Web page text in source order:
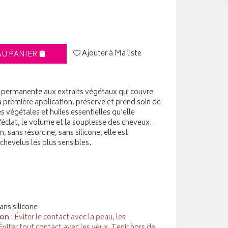
PANIER Ajouter à Ma liste
aux extraits végétaux qui couvre
première application, préserve et prend soin de
végétales et huiles essentielles qu'elle
le volume et la souplesse des cheveux.
sans résorcine, sans silicone, elle est
les plus sensibles.
silicone
: Éviter le contact avec la peau, les